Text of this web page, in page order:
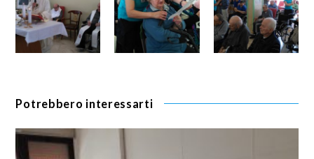
Potrebbero interessarti